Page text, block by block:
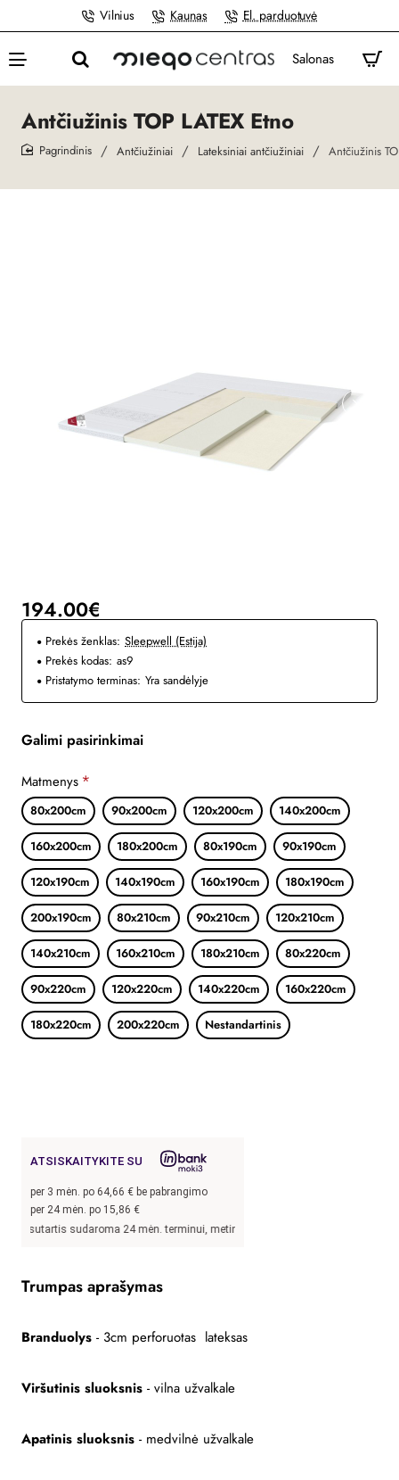
Vilnius Kaunas El. parduotuvė
Salonas
Antčiužinis TOP LATEX Etno
Antčiužiniai Lateksiniai antčiužiniai Antčiužinis
194.00€
Prekės ženklas: Sleepwell (Estija)
Prekės kodas: as9
Pristatymo terminas: Yra sandėlyje
Galimi pasirinkimai
Matmenys
80x200cm 90x200cm 120x200cm 140x200cm
160x200cm 180x200cm 80x190cm 90x190cm
120x190cm 140x190cm 160x190cm 180x190cm
200x190cm 80x210cm 90x210cm 120x210cm
140x210cm 160x210cm 180x210cm 80x220cm
90x220cm 120x220cm 140x220cm 160x220cm
180x220cm 200x220cm Nestandartinis
ATSISKAITYKITE SU
per 3 mėn. po 64,66 € be pabrangimo
per 24 mėn. po 15,86 €
sudaroma 24 mėn. terminui, metinė palūkanų norma –
Trumpas aprašymas
Branduolys - 3cm perforuotas lateksas
Viršutinis sluoksnis - vilna užvalkale
Apatinis sluoksnis - medvilnė užvalkale